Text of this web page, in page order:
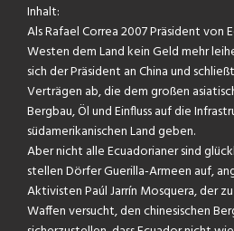
Inhalt:
Als Rafael Correa 2007 Präsident von
Westen dem Land kein Geld mehr
sich der Präsident an China und
Verträgen ab, die dem großen
Bergbau, Öl und Einfluss auf die
südamerikanischen Land geben.
Aber nicht alle Ecuadorianer sind
stellen Dörfer Guerilla-Armeen auf,
Aktivisten Paúl Jarrín Mosquera, der
Waffen versucht, den chinesischen